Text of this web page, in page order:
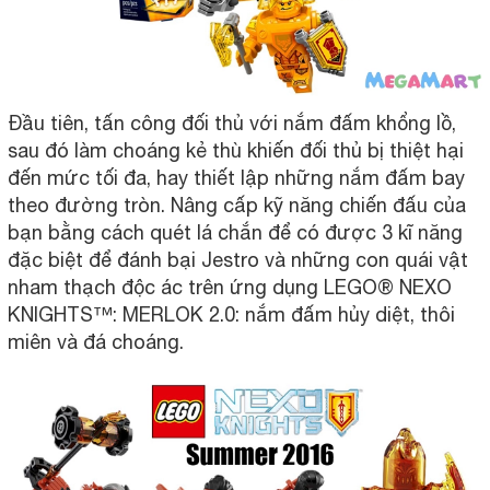
Đầu tiên, tấn công đối thủ với nắm đấm khổng lồ,
sau đó làm choáng kẻ thù khiến đối thủ bị thiệt hại
đến mức tối đa, hay thiết lập những nắm đấm bay
theo đường tròn. Nâng cấp kỹ năng chiến đấu của
bạn bằng cách quét lá chắn để có được 3 kĩ năng
đặc biệt để đánh bại Jestro và những con quái vật
nham thạch độc ác trên ứng dụng LEGO® NEXO
KNIGHTS™: MERLOK 2.0: nắm đấm hủy diệt, thôi
miên và đá choáng.